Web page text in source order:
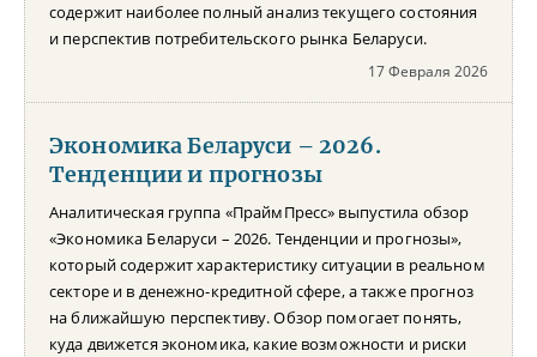
содержит наиболее полный анализ текущего состояния
и перспектив потребительского рынка Беларуси.
17 Февраля 2026
Экономика Беларуси – 2026.
Тенденции и прогнозы
Аналитическая группа «ПраймПресс» выпустила обзор
«Экономика Беларуси – 2026. Тенденции и прогнозы»,
который содержит характеристику ситуации в реальном
секторе и в денежно-кредитной сфере, а также прогноз
на ближайшую перспективу. Обзор помогает понять,
куда движется экономика, какие возможности и риски